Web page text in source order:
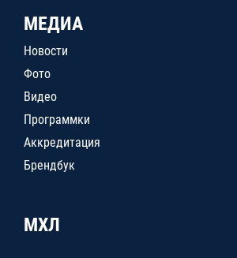
МЕДИА
Новости
Фото
Видео
Программки
Аккредитация
Брендбук
МХЛ